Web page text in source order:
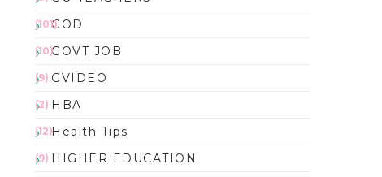
GOD
(101)
GOVT JOB
(10)
GVIDEO
(9)
HBA
(2)
Health Tips
(12)
HIGHER EDUCATION
(9)